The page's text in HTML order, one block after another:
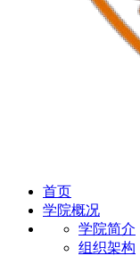
首页
学院概况
学院简介
组织架构